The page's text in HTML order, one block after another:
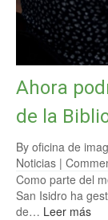
Ahora
de la
By oficina de
Noticias |
Como parte del
San Isidro ha
de… Leer más